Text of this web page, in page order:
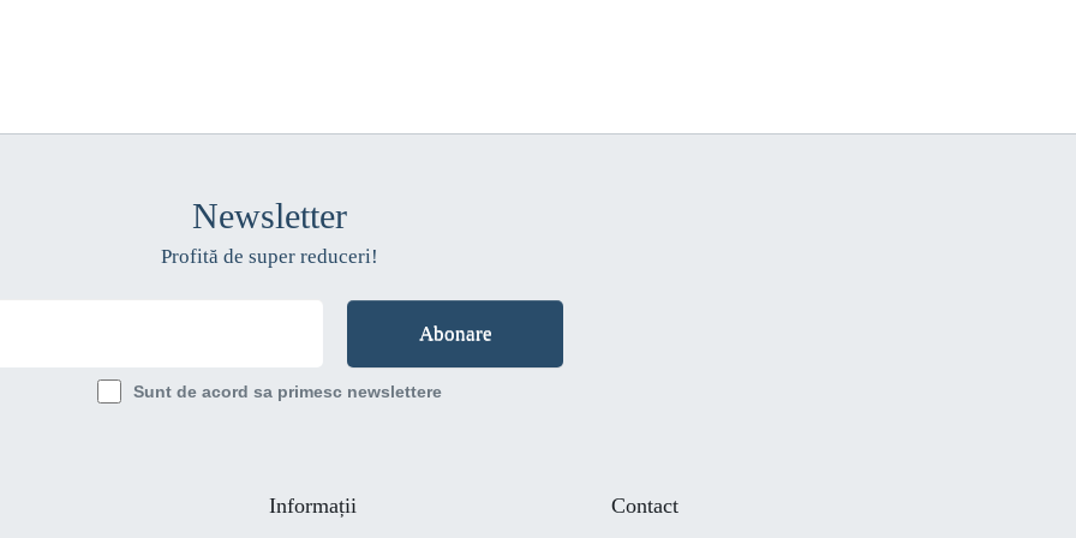
Newsletter
Profită de super reduceri!
Sunt de acord sa primesc newslettere
Informații Contact